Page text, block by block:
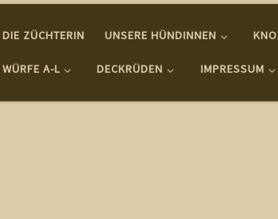
DIE ZÜCHTERIN UNSERE HÜNDINNEN
WÜRFE A-L DECKRÜDEN IMPRESSUM